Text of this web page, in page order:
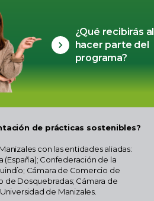
¿Qué recibirás al
hacer parte del
programa?
de prácticas sostenibles?
con las entidades aliadas:
Confederación de la
Cámara de Comercio de
de Dosquebradas; Cámara de
de Manizales.